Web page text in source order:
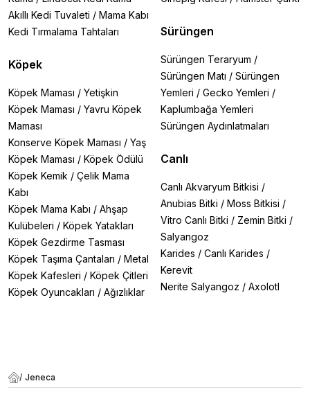
Akıllı Kedi Tuvaleti / Mama Kabı
Kedi Tırmalama Tahtaları
Köpek
Köpek Maması / Yetişkin
Köpek Maması / Yavru Köpek
Maması
Konserve Köpek Maması / Yaş
Köpek Maması / Köpek Ödülü
Köpek Kemik / Çelik Mama
Kabı
Köpek Mama Kabı / Ahşap
Kulübeleri / Köpek Yatakları
Köpek Gezdirme Tasması
Köpek Taşıma Çantaları / Metal
Köpek Kafesleri / Köpek Çitleri
Köpek Oyuncakları / Ağızlıklar
Sürüngen
Sürüngen Teraryum /
Sürüngen Matı / Sürüngen
Yemleri / Gecko Yemleri /
Kaplumbağa Yemleri
Sürüngen Aydınlatmaları
Canlı
Canlı Akvaryum Bitkisi /
Anubias Bitki / Moss Bitkisi /
Vitro Canlı Bitki / Zemin Bitki /
Salyangoz
Karides / Canlı Karides /
Kerevit
Nerite Salyangoz / Axolotl
/ Jeneca